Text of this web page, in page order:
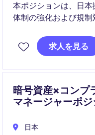
本ポジションは、日
体制の強化および規
業を支える重要なポジ
求人を見る
暗号資産×コンプ
マネージャーポジ
日本